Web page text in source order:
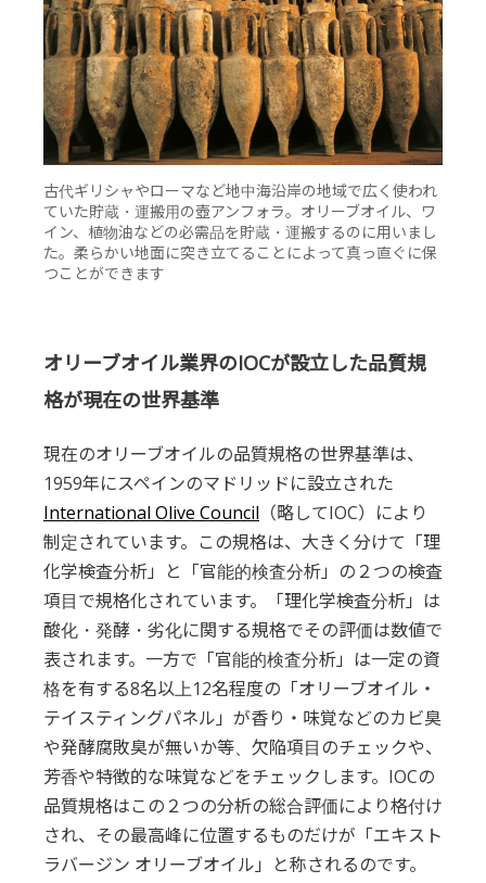
古代ギリシャやローマなど地中海沿岸の地域で広く使われ
ていた貯蔵・運搬用の壺アンフォラ。オリーブオイル、ワ
イン、植物油などの必需品を貯蔵・運搬するのに用いまし
た。柔らかい地面に突き立てることによって真っ直ぐに保
つことができます
オリーブオイル業界のIOCが設立した品質規
格が現在の世界基準
現在のオリーブオイルの品質規格の世界基準は、
1959年にスペインのマドリッドに設立された
International Olive Council （略してIOC）により
制定されています。この規格は、大きく分けて「理
化学検査分析」と「官能的検査分析」の２つの検査
項目で規格化されています。「理化学検査分析」は
酸化・発酵・劣化に関する規格でその評価は数値で
表されます。一方で「官能的検査分析」は一定の資
格を有する8名以上12名程度の「オリーブオイル・
テイスティングパネル」が香り・味覚などのカビ臭
や発酵腐敗臭が無いか等、欠陥項目のチェックや、
芳香や特徴的な味覚などをチェックします。IOCの
品質規格はこの２つの分析の総合評価により格付け
され、その最高峰に位置するものだけが「エキスト
ラバージン オリーブオイル」と称されるのです。